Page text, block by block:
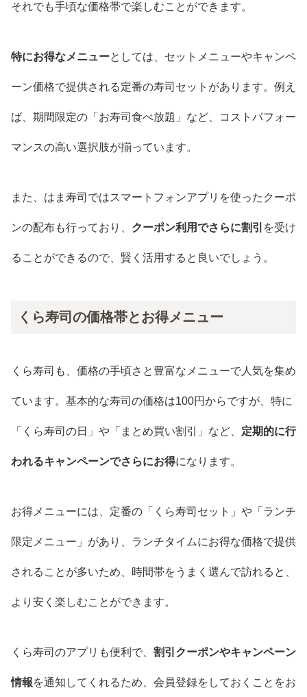
それでも手頃な価格帯で楽しむことができます。
特にお得なメニューとしては、セットメニューやキャンペ
ーン価格で提供される定番の寿司セットがあります。例え
ば、期間限定の「お寿司食べ放題」など、コストパフォー
マンスの高い選択肢が揃っています。
また、はま寿司ではスマートフォンアプリを使ったクーポ
ンの配布も行っており、 クーポン利用でさらに割引 を受け
ることができるので、賢く活用すると良いでしょう。
くら寿司の価格帯とお得メニュー
くら寿司も、価格の手頃さと豊富なメニューで人気を集め
ています。基本的な寿司の価格は100円からですが、特に
「くら寿司の日」や「まとめ買い割引」など、 定期的に行
われるキャンペーンでさらにお得になります。
お得メニューには、定番の「くら寿司セット」や「ランチ
限定メニュー」があり、ランチタイムにお得な価格で提供
されることが多いため、時間帯をうまく選んで訪れると、
より安く楽しむことができます。
くら寿司のアプリも便利で、 割引クーポンやキャンペーン
情報を通知してくれるため、会員登録をしておくことをお